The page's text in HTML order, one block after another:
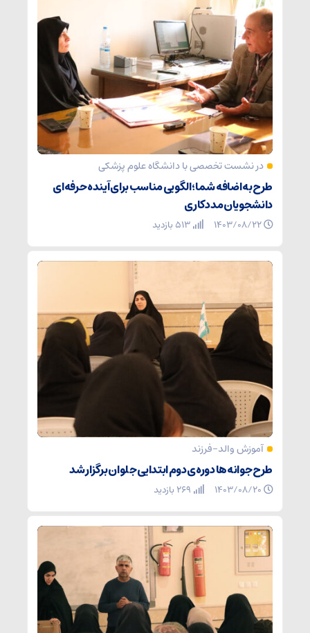
در نشست تخصصی با دانشگاه علوم پزشکی
طرح به اضافه شما؛ الگویی مناسب برای آینده حرفه‌ای
دانشجویان مددکاری
آموزش والد-فرزند
طرح جوانه‌ها دوره‌ی دوم ابتدایی جلوان برگزار شد